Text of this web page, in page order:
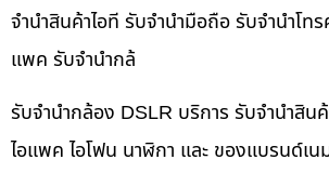
จำนำสินค้าไอที รับจำนำมือถือ รับจำนำโท
แพค รับจำนำกล้
รับจำนำกล้อง DSLR บริการ รับจำนำสิน
ไอแพค ไอโฟน นาฬิกา และ ของแบรนด์เน